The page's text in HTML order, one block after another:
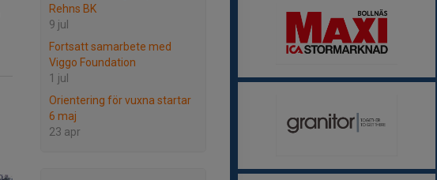
Rehns BK
9 jul
Fortsatt samarbete med
Viggo Foundation
1 jul
Orientering för vuxna startar
6 maj
23 apr